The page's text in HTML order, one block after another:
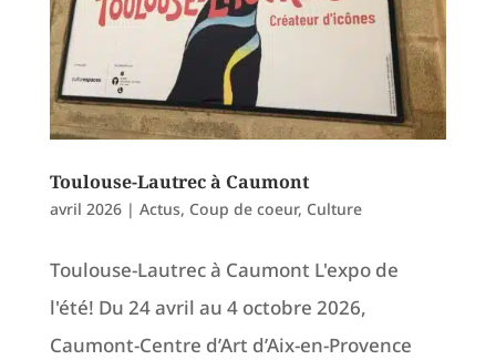
Toulouse-Lautrec à Caumont
avril 2026| Actus, Coup de coeur, Culture
Toulouse-Lautrec à Caumont L'expo de
l'été! Du 24 avril au 4 octobre 2026,
Caumont-Centre d’Art d’Aix-en-Provence